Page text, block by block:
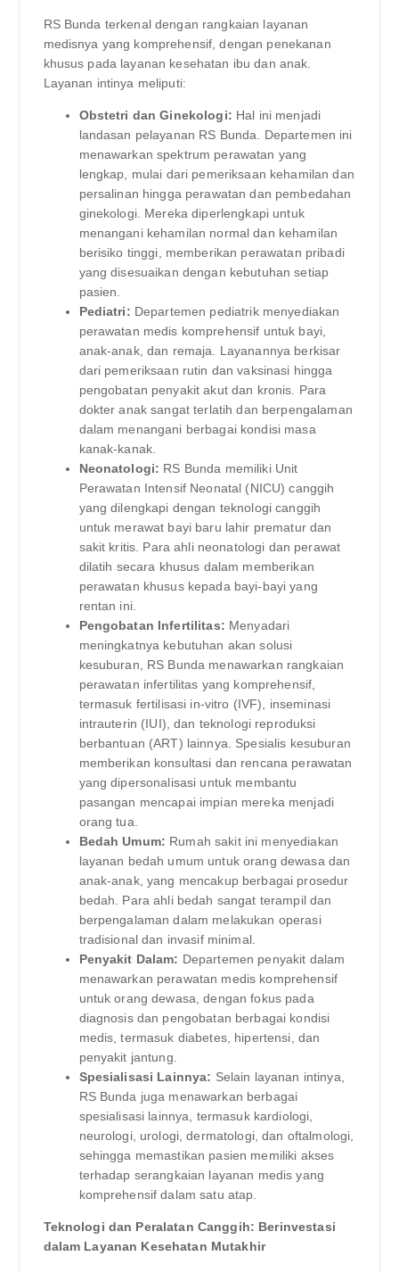
RS Bunda terkenal dengan rangkaian layanan
medisnya yang komprehensif, dengan penekanan
khusus pada layanan kesehatan ibu dan anak.
Layanan intinya meliputi:
Obstetri dan Ginekologi: Hal ini menjadi
landasan pelayanan RS Bunda. Departemen ini
menawarkan spektrum perawatan yang
lengkap, mulai dari pemeriksaan kehamilan dan
persalinan hingga perawatan dan pembedahan
ginekologi. Mereka diperlengkapi untuk
menangani kehamilan normal dan kehamilan
berisiko tinggi, memberikan perawatan pribadi
yang disesuaikan dengan kebutuhan setiap
pasien.
Pediatri: Departemen pediatrik menyediakan
perawatan medis komprehensif untuk bayi,
anak-anak, dan remaja. Layanannya berkisar
dari pemeriksaan rutin dan vaksinasi hingga
pengobatan penyakit akut dan kronis. Para
dokter anak sangat terlatih dan berpengalaman
dalam menangani berbagai kondisi masa
kanak-kanak.
Neonatologi: RS Bunda memiliki Unit
Perawatan Intensif Neonatal (NICU) canggih
yang dilengkapi dengan teknologi canggih
untuk merawat bayi baru lahir prematur dan
sakit kritis. Para ahli neonatologi dan perawat
dilatih secara khusus dalam memberikan
perawatan khusus kepada bayi-bayi yang
rentan ini.
Pengobatan Infertilitas: Menyadari
meningkatnya kebutuhan akan solusi
kesuburan, RS Bunda menawarkan rangkaian
perawatan infertilitas yang komprehensif,
termasuk fertilisasi in-vitro (IVF), inseminasi
intrauterin (IUI), dan teknologi reproduksi
berbantuan (ART) lainnya. Spesialis kesuburan
memberikan konsultasi dan rencana perawatan
yang dipersonalisasi untuk membantu
pasangan mencapai impian mereka menjadi
orang tua.
Bedah Umum: Rumah sakit ini menyediakan
layanan bedah umum untuk orang dewasa dan
anak-anak, yang mencakup berbagai prosedur
bedah. Para ahli bedah sangat terampil dan
berpengalaman dalam melakukan operasi
tradisional dan invasif minimal.
Penyakit Dalam: Departemen penyakit dalam
menawarkan perawatan medis komprehensif
untuk orang dewasa, dengan fokus pada
diagnosis dan pengobatan berbagai kondisi
medis, termasuk diabetes, hipertensi, dan
penyakit jantung.
Spesialisasi Lainnya: Selain layanan intinya,
RS Bunda juga menawarkan berbagai
spesialisasi lainnya, termasuk kardiologi,
neurologi, urologi, dermatologi, dan oftalmologi,
sehingga memastikan pasien memiliki akses
terhadap serangkaian layanan medis yang
komprehensif dalam satu atap.
Teknologi dan Peralatan Canggih: Berinvestasi
dalam Layanan Kesehatan Mutakhir